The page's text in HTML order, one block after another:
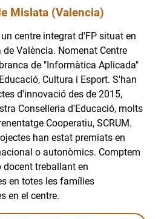
Mislata (Valencia)
centre integrat d'FP situat en
València. Nomenat Centre
de "Informàtica Aplicada"
Cultura i Esport. S'han
d'innovació des de 2015,
Conselleria d'Educació, molts
Cooperatiu, SCRUM.
han estat premiats en
o autonòmics. Comptem
treballant en
en totes les famílies
en el centre.